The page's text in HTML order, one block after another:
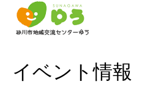
イベント情報